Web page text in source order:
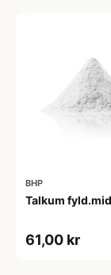
BHP
Talkum
61,00 kr